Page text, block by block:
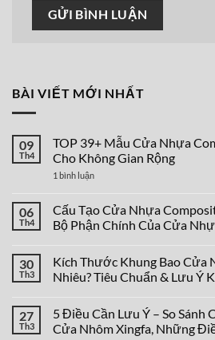
BÀI VIẾT MỚI NHẤT
09
Th4
TOP 39+ Mẫu Cửa Nhựa
Cho Không Gian Rộng
1 bình luậnở
Mẫu
Cửa
Nhựa
Cánh
Đẹp
Cho
Rộng
06
Th4
Cấu Tạo Cửa Nhựa
Bộ Phận Chính Của Cửa
bình
luận
ở
Cửa
Nhựa
Composite
30
Th3
Kích Thước Khung Bao Cửa
Nhiêu? Tiêu Chuẩn & Lưu Ý
bình
luận
ở
27
Th3
5 Điều Cần Lưu Ý – So Sánh
Cửa Nhôm Xingfa, Những